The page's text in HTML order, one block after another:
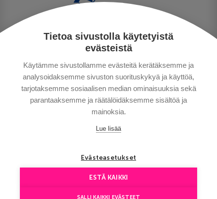
Tietoa sivustolla käytetyistä
evästeistä
Käytämme sivustollamme evästeitä kerätäksemme ja
analysoidaksemme sivuston suorituskykyä ja käyttöä,
tarjotaksemme sosiaalisen median ominaisuuksia sekä
parantaaksemme ja räätälöidäksemme sisältöä ja
mainoksia.
Lue lisää
Evästeasetukset
ESTÄ KAIKKI
SALLI KAIKKI EVÄSTEET
PRIVACY POLICY
MAKSUTAVAT
GENERAL CONDITIONS
GOOD TO KNOW
CONTACTS
Copyright © Aventours 2026